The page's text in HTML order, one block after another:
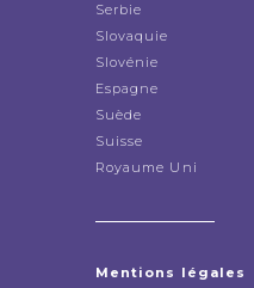
Serbie
Slovaquie
Slovénie
Espagne
Suède
Suisse
Royaume Uni
Mentions légales